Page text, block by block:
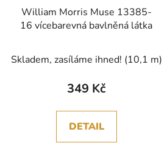
William Morris Muse 13385-
16 vícebarevná bavlněná látka
Skladem, zasíláme ihned! (10,1 m)
349 Kč
DETAIL